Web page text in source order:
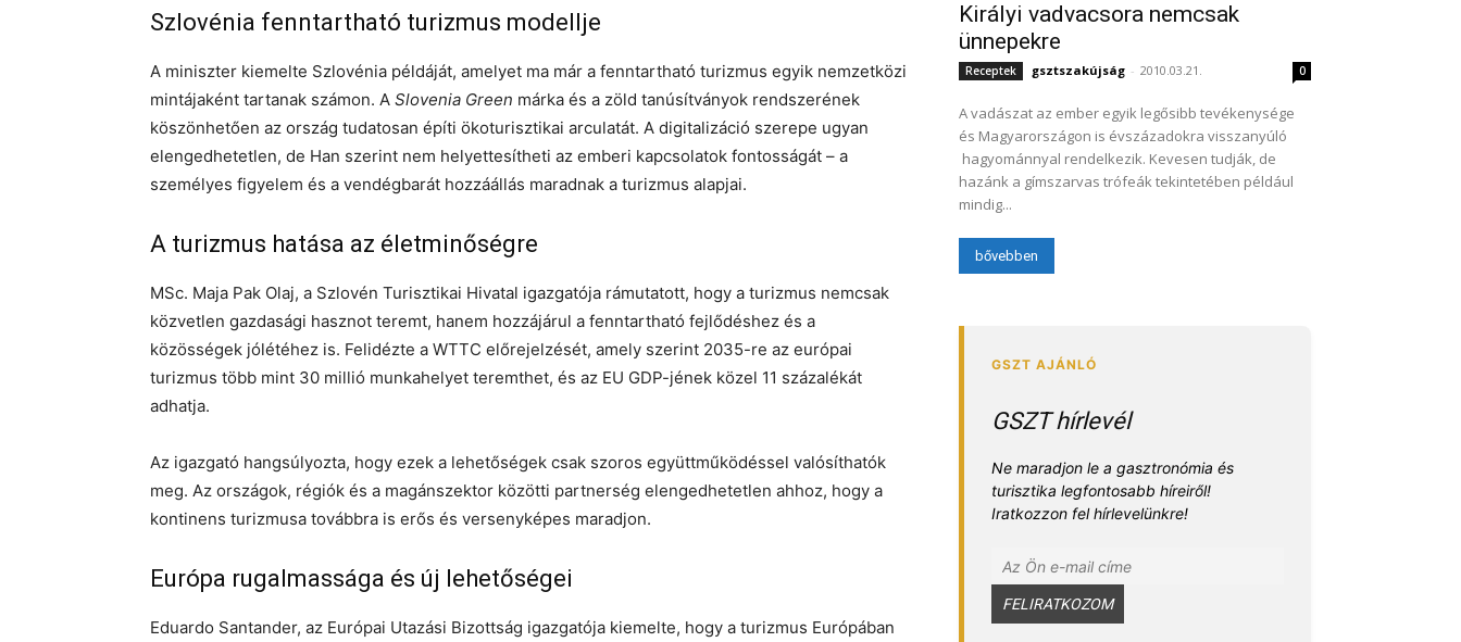
Szlovénia fenntartható turizmus modellje
A miniszter kiemelte Szlovénia példáját, amelyet ma már a fenntartható turizmus egyik nemzetközi
mintájaként tartanak számon. A Slovenia Green márka és a zöld tanúsítványok rendszerének
köszönhetően az ország tudatosan építi ökoturisztikai arculatát. A digitalizáció szerepe ugyan
elengedhetetlen, de Han szerint nem helyettesítheti az emberi kapcsolatok fontosságát – a
személyes figyelem és a vendégbarát hozzáállás maradnak a turizmus alapjai.
A turizmus hatása az életminőségre
MSc. Maja Pak Olaj, a Szlovén Turisztikai Hivatal igazgatója rámutatott, hogy a turizmus nemcsak
közvetlen gazdasági hasznot teremt, hanem hozzájárul a fenntartható fejlődéshez és a
közösségek jólétéhez is. Felidézte a WTTC előrejelzését, amely szerint 2035-re az európai
turizmus több mint 30 millió munkahelyet teremthet, és az EU GDP-jének közel 11 százalékát
adhatja.
Az igazgató hangsúlyozta, hogy ezek a lehetőségek csak szoros együttműködéssel valósíthatók
meg. Az országok, régiók és a magánszektor közötti partnerség elengedhetetlen ahhoz, hogy a
kontinens turizmusa továbbra is erős és versenyképes maradjon.
Európa rugalmassága és új lehetőségei
Eduardo Santander, az Európai Utazási Bizottság igazgatója kiemelte, hogy a turizmus Európában
Királyi vadvacsora nemcsak
ünnepekre
Receptek gsztszakújság - 2010.03.21. 0
A vadászat az ember egyik legősibb tevékenysége
és Magyarországon is évszázadokra visszanyúló
hagyománnyal rendelkezik. Kevesen tudják, de
hazánk a gímszarvas trófeák tekintetében például
mindig...
bővebben
GSZT hírlevél
Ne maradjon le a gasztronómia és
turisztika legfontosabb híreiről!
Iratkozzon fel hírlevelünkre!